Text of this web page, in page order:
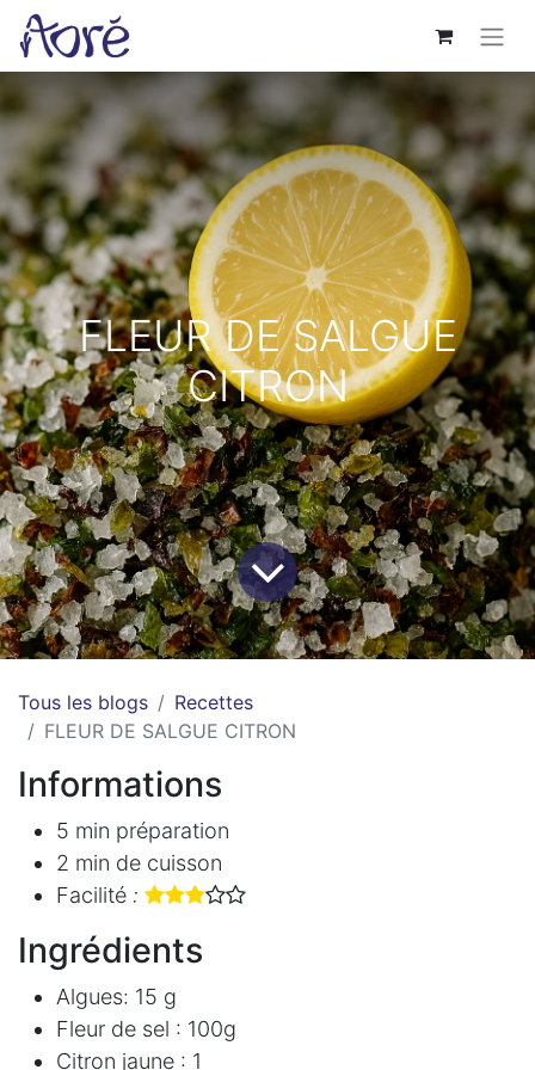
FLEUR DE SALGUE
CITRON
Tous les blogs
Recettes
FLEUR DE SALGUE CITRON
Informations
5 min préparation
2 min de cuisson
Facilité : ​
Ingrédients
Algues: 15 g
Fleur de sel : 100g
Citron jaune : 1